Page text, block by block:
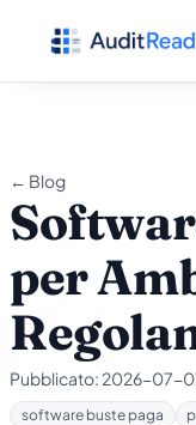
← Blog
per
Pubblicato: 2026-07-
software buste paga